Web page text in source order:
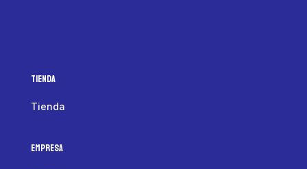
Tienda
Tienda
Empresa